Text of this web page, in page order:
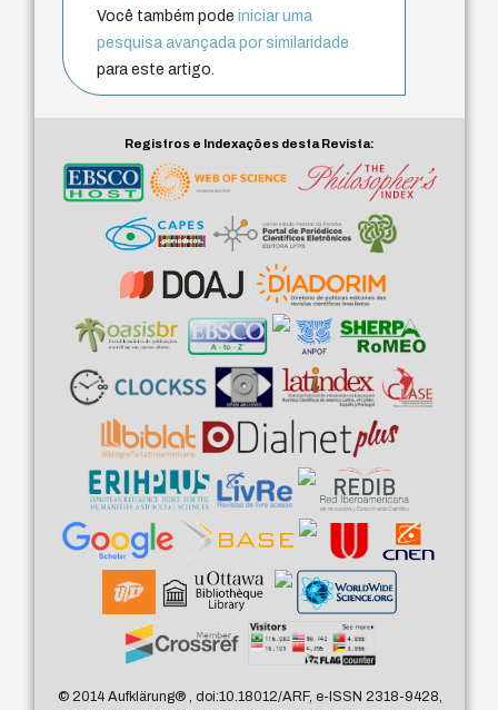
Você também podeiniciar uma
pesquisa avançada por similaridade
para este artigo.
Registros e Indexações desta Revista:
© 2014 Aufklärung®, doi:10.18012/ARF, e-ISSN 2318-9428,